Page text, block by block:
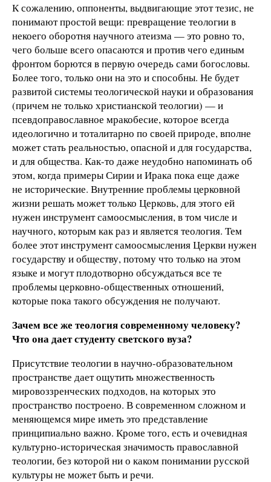
К сожалению, оппоненты, выдвигающие этот тезис, не
понимают простой вещи: превращение теологии в
некоего оборотня научного атеизма — это ровно то,
чего больше всего опасаются и против чего единым
фронтом борются в первую очередь сами богословы.
Более того, только они на это и способны. Не будет
развитой системы теологической науки и образования
(причем не только христианской теологии) — и
псевдоправославное мракобесие, которое всегда
идеологично и тоталитарно по своей природе, вполне
может стать реальностью, опасной и для государства,
и для общества. Как-то даже неудобно напоминать об
этом, когда примеры Сирии и Ирака пока еще даже
не исторические. Внутренние проблемы церковной
жизни решать может только Церковь, для этого ей
нужен инструмент самоосмысления, в том числе и
научного, которым как раз и является теология. Тем
более этот инструмент самоосмысления Церкви нужен
государству и обществу, потому что только на этом
языке и могут плодотворно обсуждаться все те
проблемы церковно-общественных отношений,
которые пока такого обсуждения не получают.
Зачем все же теология современному человеку?
Что она дает студенту светского вуза?
Присутствие теологии в научно-образовательном
пространстве дает ощутить множественность
мировоззренческих подходов, на которых это
пространство построено. В современном сложном и
меняющемся мире иметь это представление
принципиально важно. Кроме того, есть и очевидная
культурно-историческая значимость православной
теологии, без которой ни о каком понимании русской
культуры не может быть и речи.